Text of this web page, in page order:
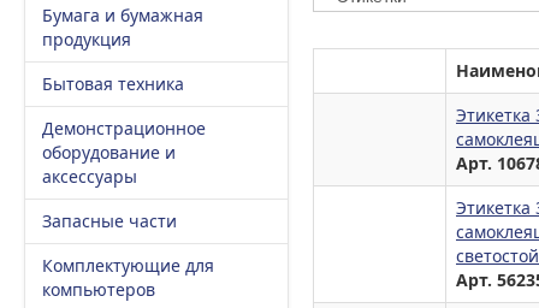
Бумага и бумажная
продукция
Бытовая техника
Демонстрационное
оборудование и
аксессуары
Запасные части
Комплектующие для
компьютеров
Арт.
Арт.